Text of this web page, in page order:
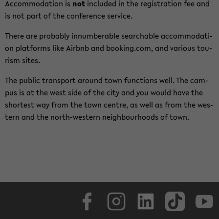
Ac­com­mo­da­ti­on is not in­clu­ded in the re­gis­tra­ti­on fee and
is not part of the con­fe­rence ser­vice.
There are pro­ba­b­ly in­num­be­ra­ble se­ar­cha­ble ac­com­mo­da­ti­
on plat­forms like Airb­nb and book­ing.com, and va­rious tou­
rism sites.
The pu­blic trans­port around town func­tions well. The cam­
pus is at the west side of the city and you would have the
shor­test way from the town cent­re, as well as from the wes­
tern and the north-​western neigh­bour­hoods of town.
Face­book